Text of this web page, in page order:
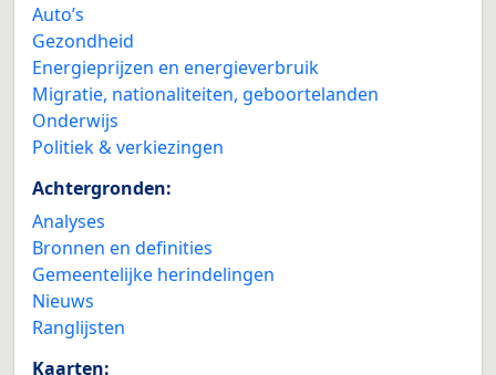
Auto’s
Gezondheid
Energieprijzen en energieverbruik
Migratie, nationaliteiten, geboortelanden
Onderwijs
Politiek & verkiezingen
Achtergronden:
Analyses
Bronnen en definities
Gemeentelijke herindelingen
Nieuws
Ranglijsten
Kaarten: